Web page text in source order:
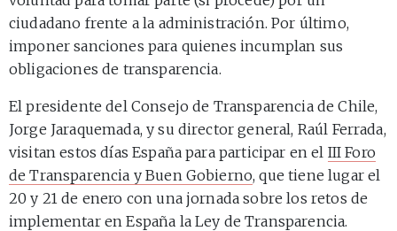
ciudadano frente a la administración. Por último,
imponer sanciones para quienes incumplan sus
obligaciones de transparencia.
El presidente del Consejo de Transparencia de Chile,
Jorge Jaraquemada, y su director general, Raúl Ferrada,
visitan estos días España para participar en el III Foro
de Transparencia y Buen Gobierno, que tiene lugar el
20 y 21 de enero con una jornada sobre los retos de
implementar en España la Ley de Transparencia.